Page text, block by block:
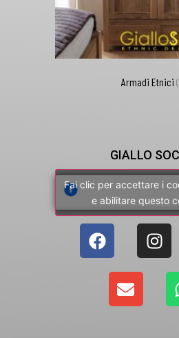
Armadi Etnici
GIALLO
Fai clic per accettare i
e abilitare questo